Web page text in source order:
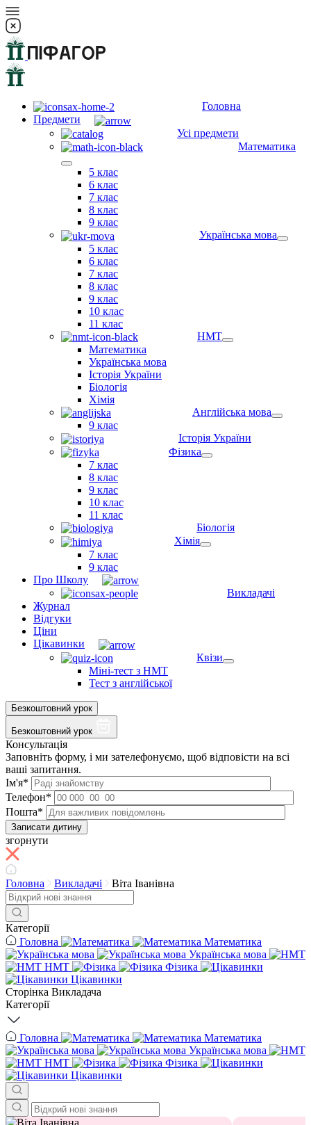
Головна
Предмети
Усі предмети
Математика
5 клас
6 клас
7 клас
8 клас
9 клас
Українська мова
5 клас
6 клас
7 клас
8 клас
9 клас
10 клас
11 клас
НМТ
Математика
Українська мова
Історія України
Біологія
Хімія
Англійська мова
9 клас
Історія України
Фізика
7 клас
8 клас
9 клас
10 клас
11 клас
Біологія
Хімія
7 клас
9 клас
Про Школу
Викладачі
Журнал
Відгуки
Ціни
Цікавинки
Квізи
Міні-тест з НМТ
Тест з англійської
Безкоштовний урок
Безкоштовний урок
Консультація
Заповніть форму, і ми зателефонуємо, щоб відповісти на всі
ваші запитання.
Ім'я*
Телефон*
Пошта*
згорнути
Головна Викладачі Віта Іванівна
Категорії
Головна
Математика
Українська мова
НМТ
Фізика
Цікавинки
Сторінка Викладача
Категорії
Головна
Математика
Українська мова
НМТ
Фізика
Цікавинки